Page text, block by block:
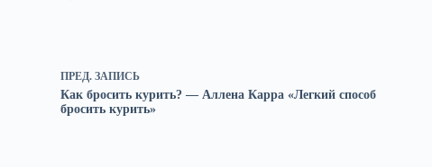
ПРЕД.ЗАПИСЬ
Как бросить курить? — Аллена Карра «Легкий способ
бросить курить»